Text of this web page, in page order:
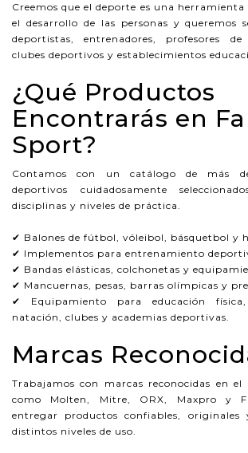
Creemos que el deporte es una
el desarrollo de las personas y queremos
deportistas, entrenadores, profesores
clubes deportivos y establecimientos
¿Qué Productos
Encontrarás en
Sport?
Contamos con un catálogo de más
deportivos cuidadosamente
disciplinas y niveles de práctica.
✔ Balones de fútbol, vóleibol, básquetbol y
✔ Implementos para entrenamiento
✔ Bandas elásticas, colchonetas y
✔ Mancuernas, pesas, barras olímpicas y
✔ Equipamiento para educación física,
natación, clubes y academias deportivas.
Marcas
Trabajamos con marcas reconocidas en
como Molten, Mitre, ORX, Maxpro y
entregar productos confiables, originales
distintos niveles de uso.